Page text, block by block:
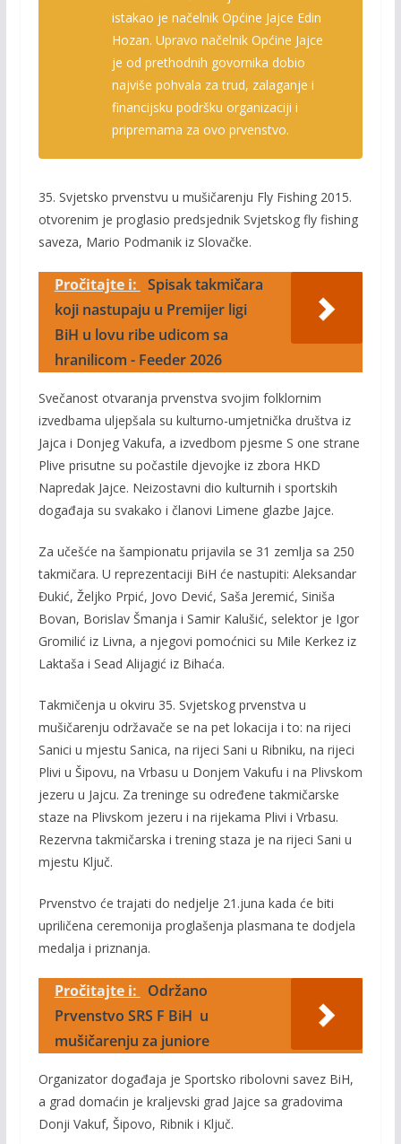
istakao je načelnik Općine Jajce Edin
Hozan. Upravo načelnik Općine Jajce
je od prethodnih govornika dobio
najviše pohvala za trud, zalaganje i
financijsku podršku organizaciji i
pripremama za ovo prvenstvo.
35. Svjetsko prvenstvu u mušičarenju Fly Fishing 2015.
otvorenim je proglasio predsjednik Svjetskog fly fishing
saveza, Mario Podmanik iz Slovačke.
Pročitajte i: Spisak takmičara
koji nastupaju u Premijer ligi
BiH u lovu ribe udicom sa
hranilicom - Feeder 2026
Svečanost otvaranja prvenstva svojim folklornim
izvedbama uljepšala su kulturno-umjetnička društva iz
Jajca i Donjeg Vakufa, a izvedbom pjesme S one strane
Plive prisutne su počastile djevojke iz zbora HKD
Napredak Jajce. Neizostavni dio kulturnih i sportskih
događaja su svakako i članovi Limene glazbe Jajce.
Za učešće na šampionatu prijavila se 31 zemlja sa 250
takmičara. U reprezentaciji BiH će nastupiti: Aleksandar
Đukić, Željko Prpić, Jovo Dević, Saša Jeremić, Siniša
Bovan, Borislav Šmanja i Samir Kalušić, selektor je Igor
Gromilić iz Livna, a njegovi pomoćnici su Mile Kerkez iz
Laktaša i Sead Alijagić iz Bihaća.
Takmičenja u okviru 35. Svjetskog prvenstva u
mušičarenju održavače se na pet lokacija i to: na rijeci
Sanici u mjestu Sanica, na rijeci Sani u Ribniku, na rijeci
Plivi u Šipovu, na Vrbasu u Donjem Vakufu i na Plivskom
jezeru u Jajcu. Za treninge su određene takmičarske
staze na Plivskom jezeru i na rijekama Plivi i Vrbasu.
Rezervna takmičarska i trening staza je na rijeci Sani u
mjestu Ključ.
Prvenstvo će trajati do nedjelje 21.juna kada će biti
upriličena ceremonija proglašenja plasmana te dodjela
medalja i priznanja.
Pročitajte i:
Održano
Prvenstvo SRS F BiH u
mušičarenju za juniore
Organizator događaja je Sportsko ribolovni savez BiH,
a grad domaćin je kraljevski grad Jajce sa gradovima
Donji Vakuf, Šipovo, Ribnik i Ključ.